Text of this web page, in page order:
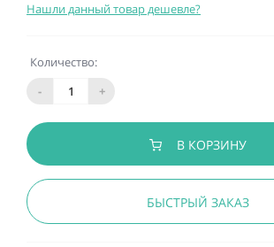
Нашли данный товар дешевле?
Количество:
-
+
В КОРЗИНУ
БЫСТРЫЙ ЗАКАЗ